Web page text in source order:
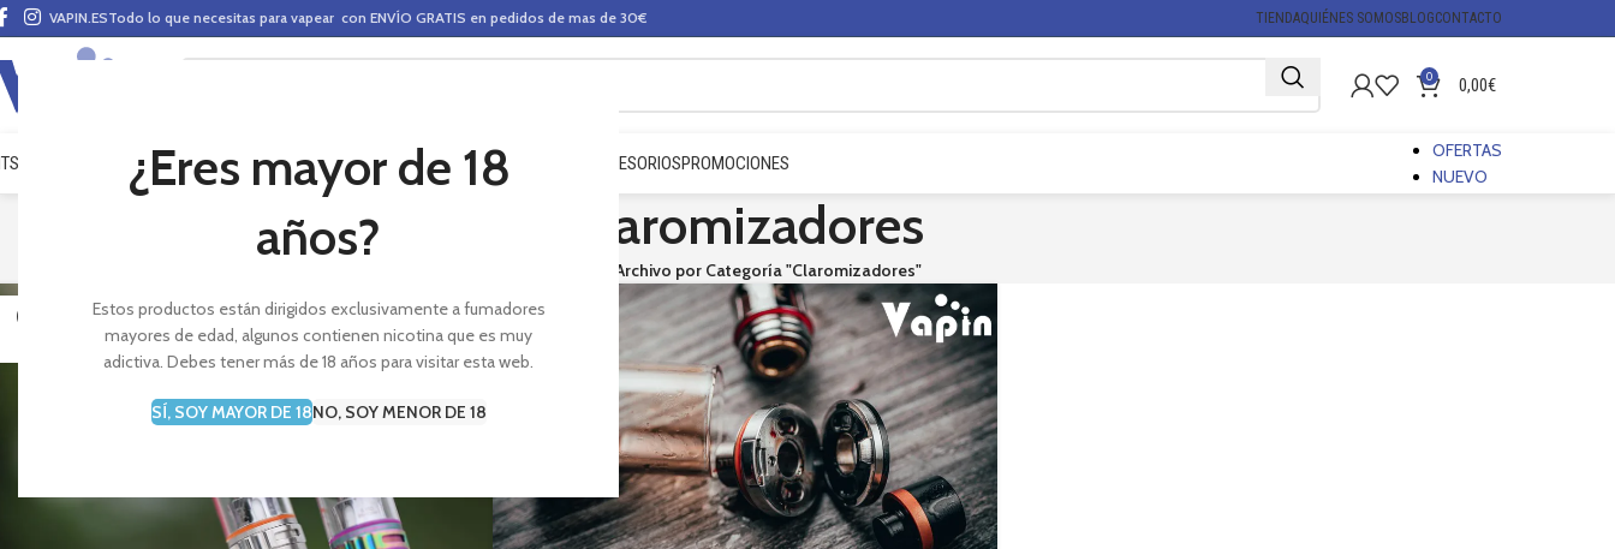
¿Eres mayor de 18
años?
Estos productos están dirigidos exclusivamente a fumadores
mayores de edad, algunos contienen nicotina que es muy
adictiva. Debes tener más de 18 años para visitar esta web.
SÍ, SOY MAYOR DE 18NO, SOY MENOR DE 18
VAPIN.ESTodo lo que necesitas para vapear con ENVÍO GRATIS en pedidos de mas de 30€ TIENDAQUIÉNES SOMOSBLOGCONTACTO
0 0,00€
VAPEO MODS CLAROMIZADORES BASES Y AROMAS (ALQUIMIA) ACCESORIOSPROMOCIONES
OFERTAS
NUEVO
Claromizadores
Archivo por Categoría "Claromizadores"
02 28
ABR